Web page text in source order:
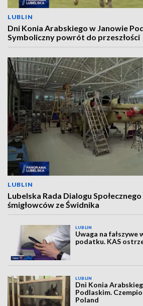
LUBLIN
Dni Konia Arabskiego w Janowie
Symboliczny powrót do przeszłości
LUBLIN
Lubelska Rada Dialogu
śmigłowców ze Świdnika
LUBLIN
Uwaga na
podatku. KAS
LUBLIN
Dni Konia
Podlaskim.
Poland